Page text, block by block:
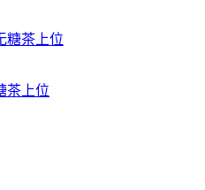
茶上位